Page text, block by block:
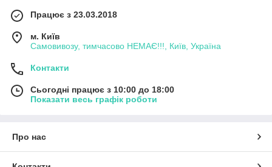
Працює з 23.03.2018
м. Київ
Самовивозу, тимчасово НЕМАЄ!!!, Київ, Україна
Контакти
Сьогодні працює з 10:00 до 18:00
Показати весь графік роботи
Про нас